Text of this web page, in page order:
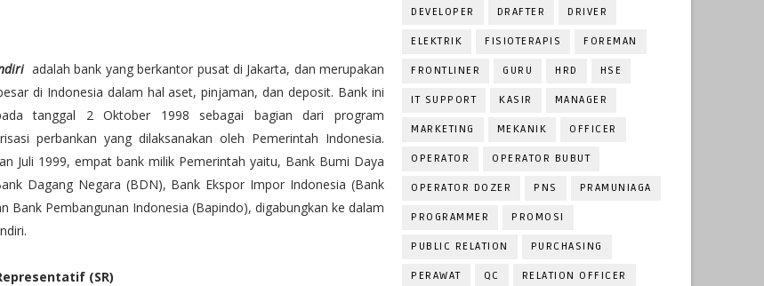
adalah bank yang berkantor pusat di Jakarta, dan merupakan
di Indonesia dalam hal aset, pinjaman, dan deposit. Bank ini
tanggal 2 Oktober 1998 sebagai bagian dari program
perbankan yang dilaksanakan oleh Pemerintah Indonesia.
Juli 1999, empat bank milik Pemerintah yaitu, Bank Bumi Daya
Dagang Negara (BDN), Bank Ekspor Impor Indonesia (Bank
Bank Pembangunan Indonesia (Bapindo), digabungkan ke dalam
(SR)
DEVELOPER DRAFTER DRIVER
ELEKTRIK FISIOTERAPIS FOREMAN
FRONTLINER GURU HRD HSE
IT SUPPORT KASIR MANAGER
MARKETING MEKANIK OFFICER
OPERATOR OPERATOR BUBUT
OPERATOR DOZER PNS PRAMUNIAGA
PROGRAMMER PROMOSI
PUBLIC RELATION PURCHASING
PERAWAT QC RELATION OFFICER